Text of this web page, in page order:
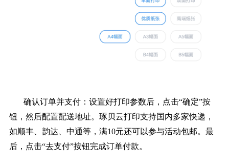
确认订单并支付：设置好打印参数后，点击“确定”按
钮，然后配置配送地址。琢贝云打印支持国内多家快递，
如顺丰、韵达、中通等，满10元还可以参与活动包邮。最
后，点击“去支付”按钮完成订单付款。